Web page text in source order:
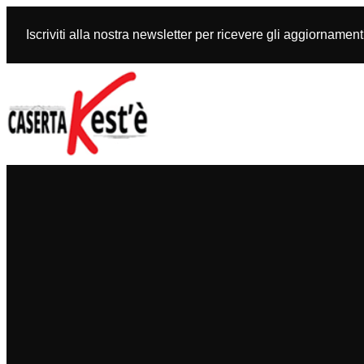
contenuto
Iscriviti alla nostra newsletter per ricevere gli